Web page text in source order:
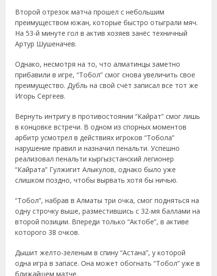
Второй отрезок матча прошел с небольшим
преимуществом южан, которые быстро отыграли мяч.
На 53-й минуте гол в актив хозяев занёс техничный
Артур Шушеначев.
Однако, несмотря на то, что алматинцы заметно
прибавили в игре, “Тобол” смог снова увеличить свое
преимущество. Дубль на свой счёт записал все тот же
Игорь Сергеев.
Вернуть интригу в противостоянии “Кайрат” смог лишь
в концовке встречи. В одном из спорных моментов
арбитр усмотрел в действиях игроков “Тобола”
нарушение правил и назначил пенальти. Успешно
реализовал пенальти кыргызстанский легионер
“Кайрата” Гулжигит Алыкулов, однако было уже
слишком поздно, чтобы вырвать хотя бы ничью.
“Тобол”, набрав в Алматы три очка, смог подняться на
одну строчку выше, разместившись с 32-мя баллами на
второй позиции. Впереди только “Актобе”, в активе
которого 38 очков.
Дышит желто-зеленым в спину “Астана”, у которой
одна игра в запасе. Она может обогнать “Тобол” уже в
ближайшем матче.